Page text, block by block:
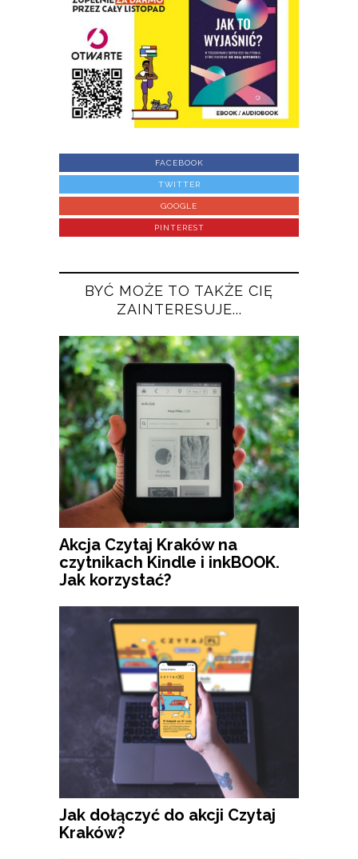
FACEBOOK
TWITTER
GOOGLE
PINTEREST
BYĆ MOŻE TO TAKŻE CIĘ
ZAINTERESUJE...
Akcja Czytaj Kraków na
czytnikach Kindle i inkBOOK.
Jak korzystać?
Jak dołączyć do akcji Czytaj
Kraków?